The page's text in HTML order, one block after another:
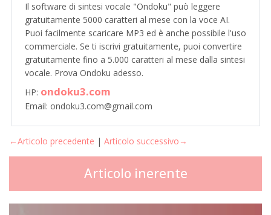
Il software di sintesi vocale "Ondoku" può leggere
gratuitamente 5000 caratteri al mese con la voce AI.
Puoi facilmente scaricare MP3 ed è anche possibile l'uso
commerciale. Se ti iscrivi gratuitamente, puoi convertire
gratuitamente fino a 5.000 caratteri al mese dalla sintesi
vocale. Prova Ondoku adesso.
HP: ondoku3.com
Email: ondoku3.com@gmail.com
←Articolo precedente | Articolo successivo→
Articolo inerente